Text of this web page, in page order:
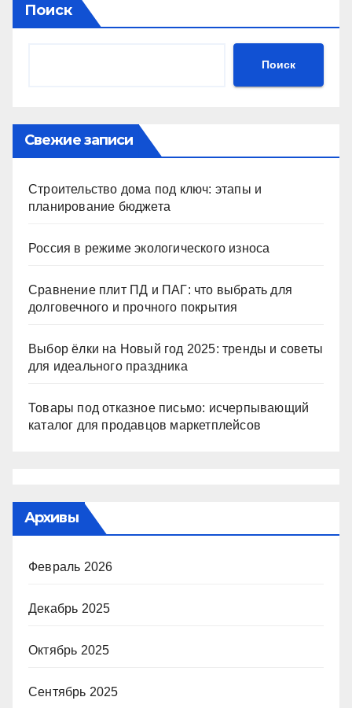
Поиск
Поиск
Свежие записи
Строительство дома под ключ: этапы и
планирование бюджета
Россия в режиме экологического износа
Сравнение плит ПД и ПАГ: что выбрать для
долговечного и прочного покрытия
Выбор ёлки на Новый год 2025: тренды и советы
для идеального праздника
Товары под отказное письмо: исчерпывающий
каталог для продавцов маркетплейсов
Архивы
Февраль 2026
Декабрь 2025
Октябрь 2025
Сентябрь 2025